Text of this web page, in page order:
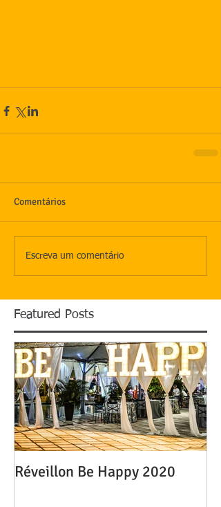
Comentários
Escreva um comentário
Featured Posts
Réveillon Be Happy 2020